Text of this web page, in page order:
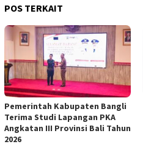
POS TERKAIT
Pemerintah Kabupaten Bangli
Terima Studi Lapangan PKA
Angkatan III Provinsi Bali Tahun
2026